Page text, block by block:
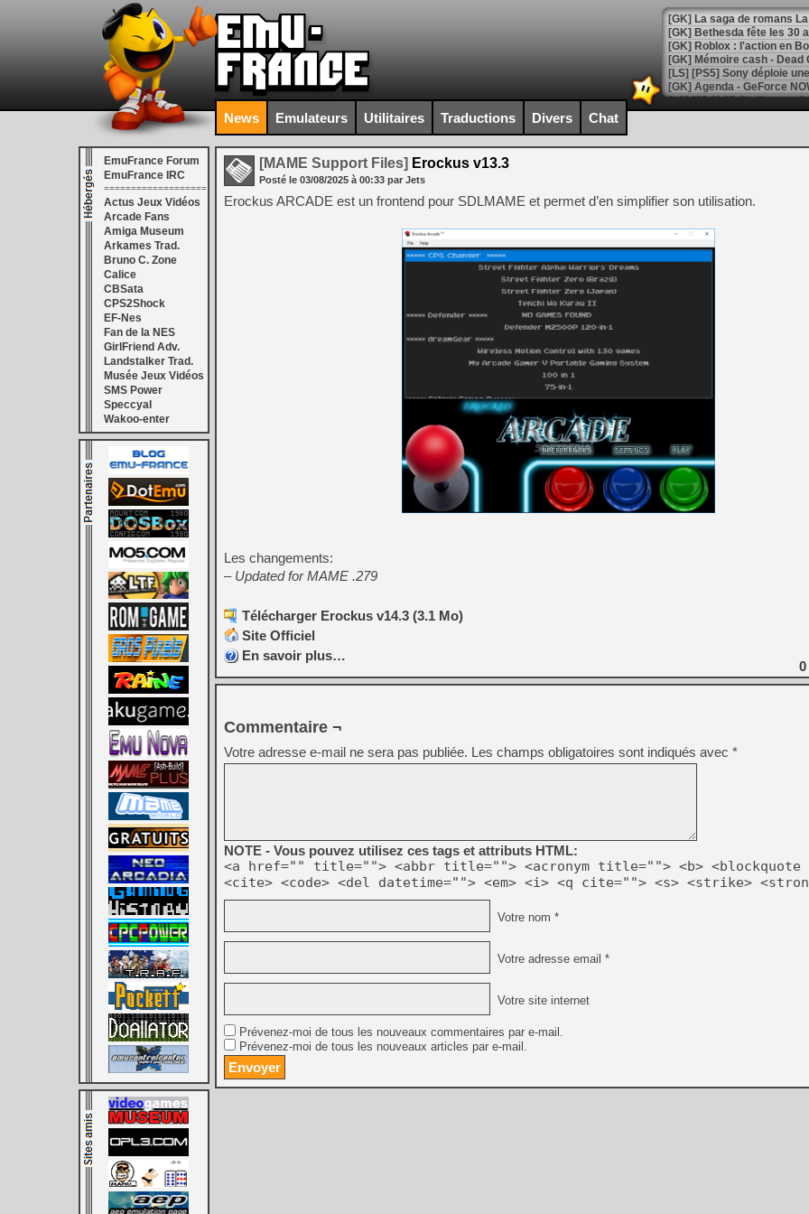
[GK] Bethesda fête les 30
[GK] Roblox : l'action en
[GK] Agenda - GeForce
[GK] Devolver Digital en a
[LS] [PS5] ps5-y2jb-
[GK] Pourquoi Marvel
[GK] Test : Restory : Chill
[GK] GTA 6 : Rockstar
[GK] Hot Wheels Infinite
[GK] Mémoire cash -
[GK] Résultats Nintendo :
[GK] Déjà des
[GK] Minecraft et ses «
[GK] Beast of
[GK] Ubisoft : fin de partie
[GK] Mémoire cash -
[GK] Dan Houser (GTA)
[GK] Comment EA Sports
[GK] Crimson Moon : un
[GK] Isle of Reveries : le
[GK] Moonlighter 2 : The
[GK] Capcom relance
[GK] Le beat'em up The
[GK] Endless Legend 2 :
[LS] [PS5] Le WebKit
[GK] Oubliez Crazy Taxi,
[LS] [Switch] NSZ 5.0.0
News Emulateurs Utilitaires Traductions Divers Chat
EmuFrance Forum
EmuFrance IRC
===================
Actus Jeux Vidéos
Arcade Fans
Amiga Museum
Arkames Trad.
Bruno C. Zone
Calice
CBSata
CPS2Shock
EF-Nes
Fan de la NES
GirlFriend Adv.
Landstalker Trad.
Musée Jeux Vidéos
SMS Power
Speccyal
Wakoo-enter
[MAME Support Files] Erockus v13.3
Posté le 03/08/2025 à 00:33 par Jets
Erockus ARCADE est un frontend pour SDLMAME et permet d’en simplifier son utilisation.
Les changements:
– Updated for MAME .279
Télécharger Erockus v14.3 (3.1 Mo)
Site Officiel
En savoir plus…
0
Commentaire ¬
Votre adresse e-mail ne sera pas publiée. Les champs obligatoires sont indiqués avec *
NOTE - Vous pouvez utilisez ces tags et attributs HTML:
<a href="" title=""> <abbr title=""> <acronym title=""> <b> <blockquote
<cite> <code> <del datetime=""> <em> <i> <q cite=""> <s> <strike>
Votre nom *
Votre adresse email *
Votre site internet
Prévenez-moi de tous les nouveaux commentaires par e-mail.
Prévenez-moi de tous les nouveaux articles par e-mail.